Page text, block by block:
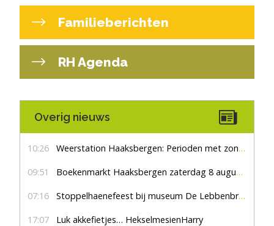
Familieberichten
RH Agenda
Overig nieuws
10:26 Weerstation Haaksbergen: Perioden met zon en droog
09:51 Boekenmarkt Haaksbergen zaterdag 8 augustus, marktplein Haaksbergen
07:16 Stoppelhaenefeest bij museum De Lebbenbrugge
17:07 Luk akkefietjes… HekselmesienHarry